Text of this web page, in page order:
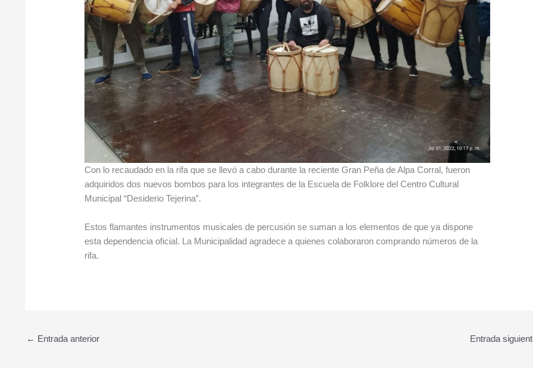
Con lo recaudado en la rifa que se llevó a cabo durante la reciente Gran Peña de Alpa Corral, fueron
adquiridos dos nuevos bombos para los integrantes de la Escuela de Folklore del Centro Cultural
Municipal “Desiderio Tejerina”.
Estos flamantes instrumentos musicales de percusión se suman a los elementos de que ya dispone
esta dependencia oficial. La Municipalidad agradece a quienes colaboraron comprando números de la
rifa.
← Entrada anterior Entrada